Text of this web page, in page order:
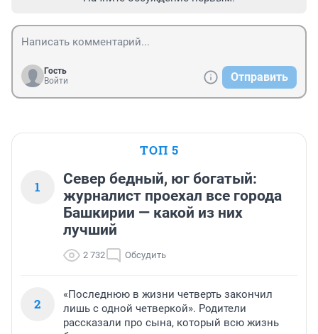
Гость
Войти
Отправить
ТОП 5
1
Север бедный, юг богатый:
журналист проехал все города
Башкирии — какой из них
лучший
2 732 Обсудить
2
«Последнюю в жизни четверть закончил
лишь с одной четверкой». Родители
рассказали про сына, который всю жизнь